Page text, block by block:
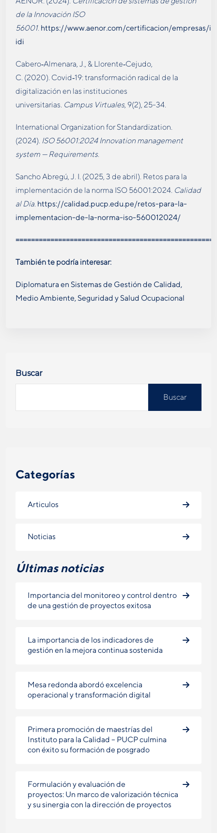
de la Innovación ISO
56001. https://www.aenor.com/certificacion/empresas/
idi
Cabero‑Almenara, J., & Llorente‑Cejudo,
C. (2020). Covid‑19: transformación radical de la
digitalización en las instituciones
universitarias. Campus Virtuales, 9(2), 25-34.
International Organization for Standardization.
(2024). ISO 56001:2024 Innovation management
system — Requirements.
Sancho Abregú, J. I. (2025, 3 de abril). Retos para la
implementación de la norma ISO 56001:2024. Calidad
al Día. https://calidad.pucp.edu.pe/retos-para-la-
implementacion-de-la-norma-iso-560012024/
También te podría interesar:
Diplomatura en Sistemas de Gestión de Calidad,
Medio Ambiente, Seguridad y Salud Ocupacional
Buscar
Buscar
Categorías
Articulos
Noticias
Últimas noticias
Importancia del monitoreo y control dentro
de una gestión de proyectos exitosa
La importancia de los indicadores de
gestión en la mejora continua sostenida
Mesa redonda abordó excelencia
operacional y transformación digital
Primera promoción de maestrías del
Instituto para la Calidad – PUCP culmina
con éxito su formación de posgrado
Formulación y evaluación de
proyectos: Un marco de valorización técnica
y su sinergia con la dirección de proyectos